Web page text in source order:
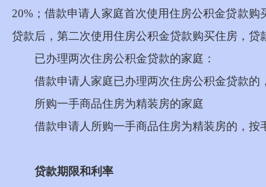
20% ；借款申请人家庭首次使用住房公积金贷款
贷款后，第二次使用住房公积金贷款购买住房，贷
已办理两次住房公积金贷款的家庭：
借款申请人家庭已办理两次住房公积金贷款
所购一手商品住房为精装房的家庭
借款申请人所购一手商品住房为精装房的，
贷款期限和利率